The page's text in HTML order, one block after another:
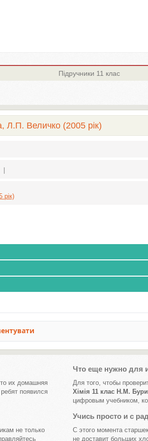
Підручники 11 клас
Л.П. Величко (2005 рік)
рік)
их домашняя
появился
не только
Что еще нужно для
Для того, чтобы
Хімія 11 клас Н.М.
цифровым учебником,
Учись просто и с
С этого момента
не доставит больших